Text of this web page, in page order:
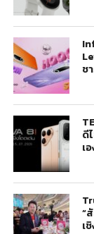
ช
ดี
เ
“
เ